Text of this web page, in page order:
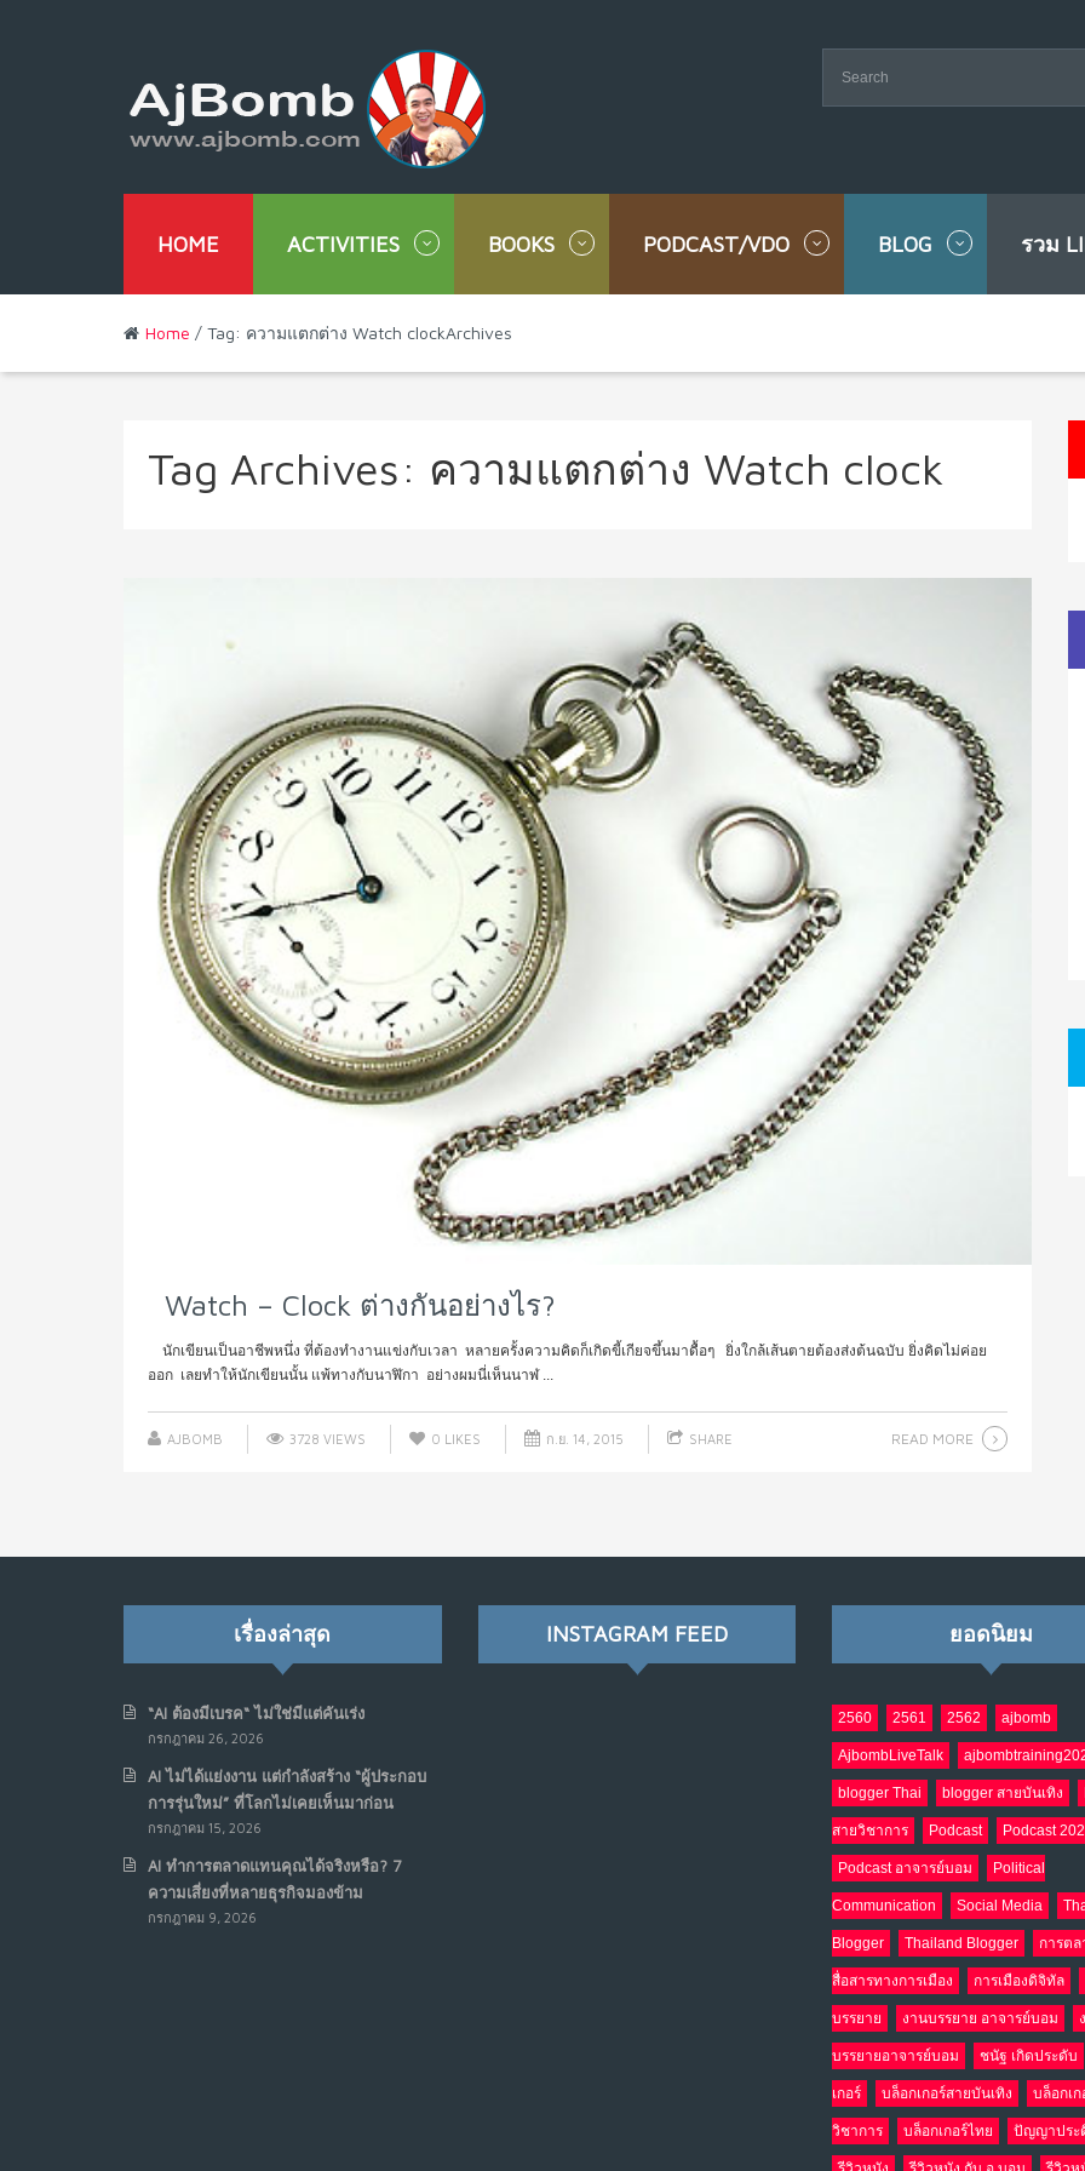
HOME ACTIVITIES BOOKS PODCAST/VDO BLOG รวม
Home / Tag: ความแตกต่าง Watch clockArchives
Tag Archives: ความแตกต่าง Watch clock
Watch – Clock ต่างกันอย่างไร?
นักเขียนเป็นอาชีพหนึ่ง ที่ต้องทำงานแข่งกับเวลา หลายครั้งความคิดก็เกิดขี้เกียจขึ้นมาดื้อๆ ยิ่งใกล้เส้นตายต้องส่งต้นฉบับ ยิ่งคิดไม่ค่อย
ออก เลยทำให้นักเขียนนั้น แพ้ทางกับนาฬิกา อย่างผมนี่เห็นนาฬ ...
AJBOMB 3728 VIEWS 0 LIKES ก.ย. 14, 2015 SHARE READ MORE
เรื่องล่าสุด
“AI ต้องมีเบรค“ ไม่ใช่มีแต่คันเร่ง
กรกฎาคม 26, 2026
AI ไม่ได้แย่งงาน แต่กำลังสร้าง “ผู้ประกอบ
การรุ่นใหม่” ที่โลกไม่เคยเห็นมาก่อน
กรกฎาคม 15, 2026
AI ทำการตลาดแทนคุณได้จริงหรือ? 7
ความเสี่ยงที่หลายธุรกิจมองข้าม
กรกฎาคม 9, 2026
INSTAGRAM FEED ยอดนิยม
2560 2561 2562 ajbomb
AjbombLiveTalk
blogger Thai blogger สายบันเทิง
สายวิชาการ Podcast Podcast
Podcast อาจารย์บอม Political
Communication Social Media
Blogger Thailand Blogger การตล
สื่อสารทางการเมือง การเมืองดิจิทัล
บรรยาย งานบรรยาย อาจารย์บอม
บรรยายอาจารย์บอม ชนัฐ เกิดประดับ
เกอร์ บล็อกเกอร์สายบันเทิง บล็อกเก
วิชาการ บล็อกเกอร์ไทย ปัญญาประ